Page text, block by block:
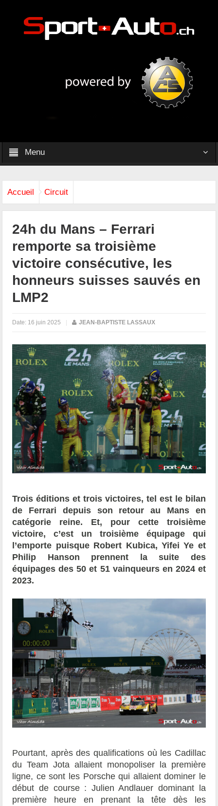
Menu
Accueil Circuit
24h du Mans – Ferrari
remporte sa troisième
victoire consécutive, les
honneurs suisses sauvés en
LMP2
Date: 16 juin 2025 | JEAN-BAPTISTE LASSAUX
Trois éditions et trois victoires, tel est le bilan
de Ferrari depuis son retour au Mans en
catégorie reine. Et, pour cette troisième
victoire, c’est un troisième équipage qui
l’emporte puisque Robert Kubica, Yifei Ye et
Philip Hanson prennent la suite des
équipages des 50 et 51 vainqueurs en 2024 et
2023.
Pourtant, après des qualifications où les Cadillac
du Team Jota allaient monopoliser la première
ligne, ce sont les Porsche qui allaient dominer le
début de course : Julien Andlauer dominant la
première heure en prenant la tête dès les